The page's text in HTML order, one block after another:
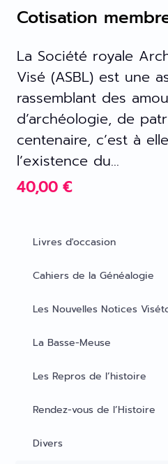
Cotisation
La Société royale
Visé (ASBL) est une
rassemblant des
d’archéologie, de
centenaire, c’est à
l’existence du...
40,00 €
Livres d'occasion
Cahiers de la Généalogie
Les Nouvelles Notices
La Basse-Meuse
Les Repros de l’histoire
Rendez-vous de l’Histoire
Divers